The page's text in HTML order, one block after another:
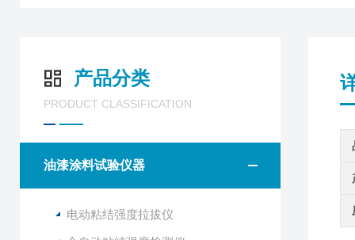
产品分类
PRODUCT CLASSIFICATION
油漆涂料试验仪器
电动粘结强度拉拔仪